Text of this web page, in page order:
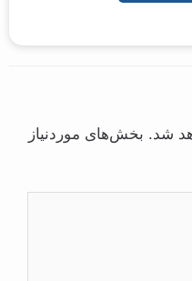
شد. بخش‌های موردنیاز